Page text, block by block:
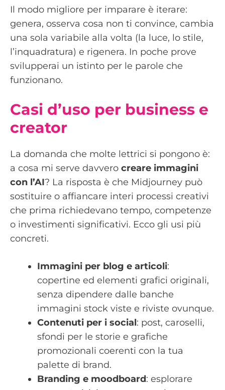
Il modo migliore per imparare è iterare:
genera, osserva cosa non ti convince, cambia
una sola variabile alla volta (la luce, lo stile,
l’inquadratura) e rigenera. In poche prove
svilupperai un istinto per le parole che
funzionano.
Casi d’uso per business e
creator
La domanda che molte lettrici si pongono è:
a cosa mi serve davvero creare immagini
con l’AI? La risposta è che Midjourney può
sostituire o affiancare interi processi creativi
che prima richiedevano tempo, competenze
o investimenti significativi. Ecco gli usi più
concreti.
Immagini per blog e articoli:
copertine ed elementi grafici originali,
senza dipendere dalle banche
immagini stock viste e riviste ovunque.
Contenuti per i social: post, caroselli,
sfondi per le storie e grafiche
promozionali coerenti con la tua
palette di brand.
Branding e moodboard: esplorare